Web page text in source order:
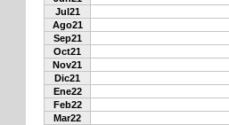
Jul21
Ago21
Sep21
Oct21
Nov21
Dic21
Ene22
Feb22
Mar22